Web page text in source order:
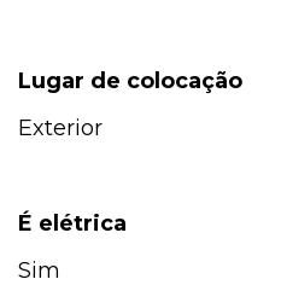
Lugar de colocação
Exterior
É elétrica
Sim